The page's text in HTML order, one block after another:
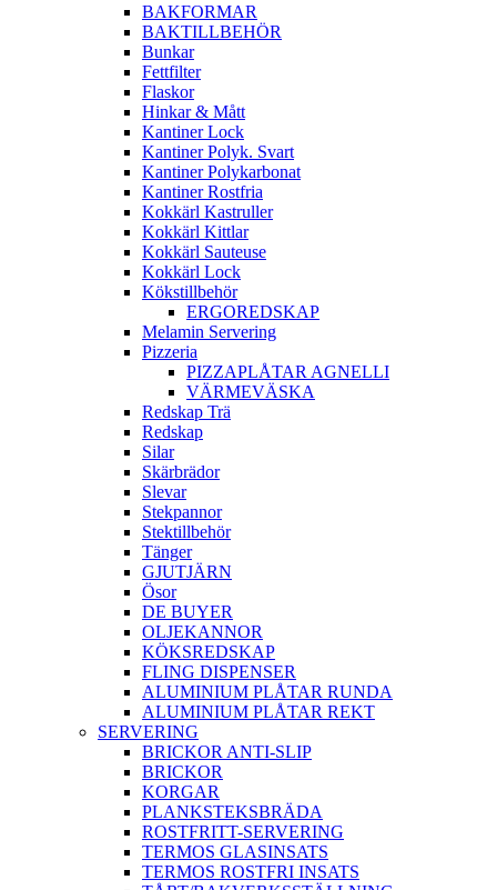
BAKFORMAR
BAKTILLBEHÖR
Bunkar
Fettfilter
Flaskor
Hinkar & Mått
Kantiner Lock
Kantiner Polyk. Svart
Kantiner Polykarbonat
Kantiner Rostfria
Kokkärl Kastruller
Kokkärl Kittlar
Kokkärl Sauteuse
Kokkärl Lock
Kökstillbehör
ERGOREDSKAP
Melamin Servering
Pizzeria
PIZZAPLÅTAR AGNELLI
VÄRMEVÄSKA
Redskap Trä
Redskap
Silar
Skärbrädor
Slevar
Stekpannor
Stektillbehör
Tänger
GJUTJÄRN
Ösor
DE BUYER
OLJEKANNOR
KÖKSREDSKAP
FLING DISPENSER
ALUMINIUM PLÅTAR RUNDA
ALUMINIUM PLÅTAR REKT
SERVERING
BRICKOR ANTI-SLIP
BRICKOR
KORGAR
PLANKSTEKSBRÄDA
ROSTFRITT-SERVERING
TERMOS GLASINSATS
TERMOS ROSTFRI INSATS